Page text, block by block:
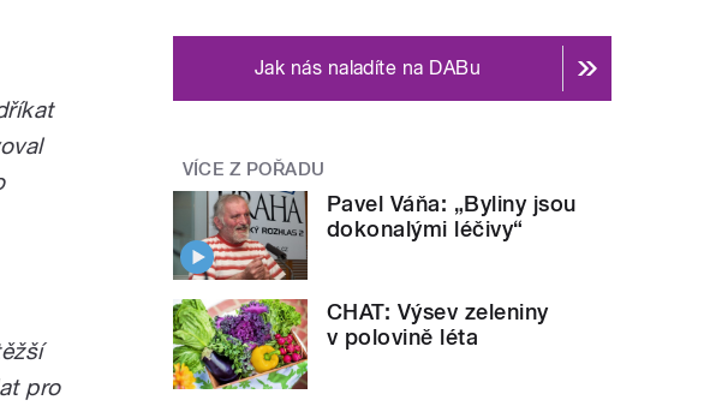
pro
Jak nás naladíte na DABu
VÍCE Z POŘADU
Pavel Váňa: „Byliny jsou
dokonalými léčivy“
CHAT: Výsev zeleniny
v polovině léta